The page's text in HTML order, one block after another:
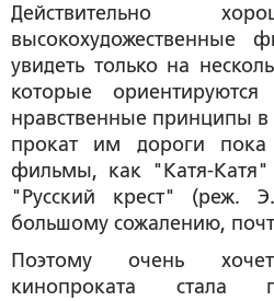
Действительно
увидеть только на
которые
нравственные принципы в
прокат им дороги
фильмы, как "Катя-Катя"
"Русский крест" (реж.
большому сожалению,
Поэтому очень
кинопроката стала